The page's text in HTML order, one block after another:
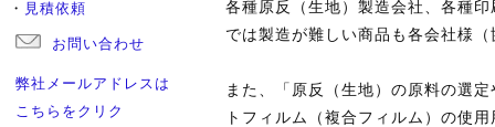
・ 見積依頼
お問い合わせ
弊社メールアドレスは
こちらをクリク
各種原反（生地）製造会社、各種
では製造が難しい商品も各会社様
また、「原反（生地）の原料の選
トフィルム（複合フィルム）の使